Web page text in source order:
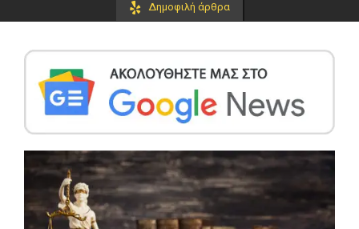
Δημοφιλή άρθρα